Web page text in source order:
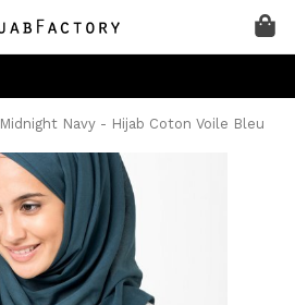
Midnight Navy - Hijab Coton Voile Bleu